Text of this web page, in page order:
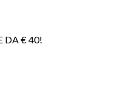
DA € 40!